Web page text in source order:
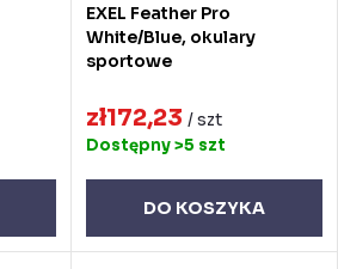
EXEL Feather Pro
White/Blue, okulary
sportowe
zł172,23 / szt
Dostępny>5 szt
DO KOSZYKA